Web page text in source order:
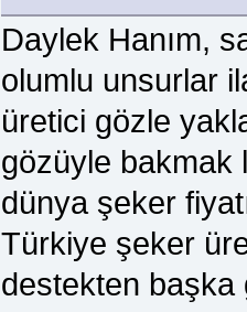
Daylek Hanım,
olumlu unsurlar
üretici gözle
gözüyle bakmak
dünya şeker
Türkiye şeker
destekten başka